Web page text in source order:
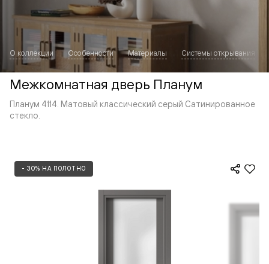
О коллекции Особенности Материалы Системы открывания
Межкомнатная дверь Планум
Планум 4114. Матовый классический серый Сатинированное
стекло.
- 30% НА ПОЛОТНО